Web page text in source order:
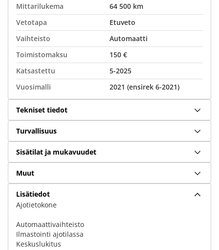
Mittarilukema
64 500 km
Vetotapa
Etuveto
Vaihteisto
Automaatti
Toimistomaksu
150 €
Katsastettu
5-2025
Vuosimalli
2021 (ensirek 6-2021)
Tekniset tiedot
Turvallisuus
Sisätilat ja mukavuudet
Muut
Lisätiedot
Ajotietokone
Automaattivaihteisto
Ilmastointi ajotilassa
Keskuslukitus